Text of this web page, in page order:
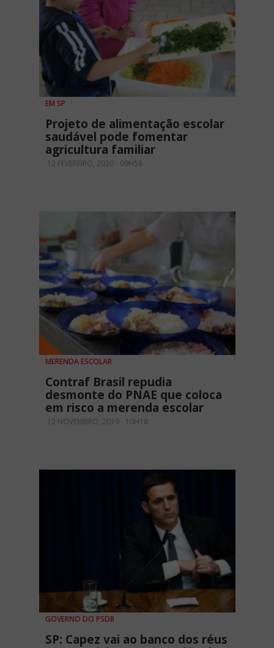
EM SP
Projeto de alimentação escolar
saudável pode fomentar
agricultura familiar
12 FEVEREIRO, 2020 - 09H58
MERENDA ESCOLAR
Contraf Brasil repudia
desmonte do PNAE que coloca
em risco a merenda escolar
12 NOVEMBRO, 2019 - 10H18
GOVERNO DO PSDB
SP: Capez vai ao banco dos réus